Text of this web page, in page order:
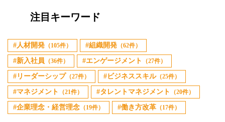
注目キーワード
人材開発 （105件） 組織開発 （62件）
新入社員 （36件） エンゲージメント （27件）
リーダーシップ （27件） ビジネススキル（25件）
マネジメント （21件） タレントマネジメント （20件）
企業理念・経営理念 （19件） 働き方改革 （17件）